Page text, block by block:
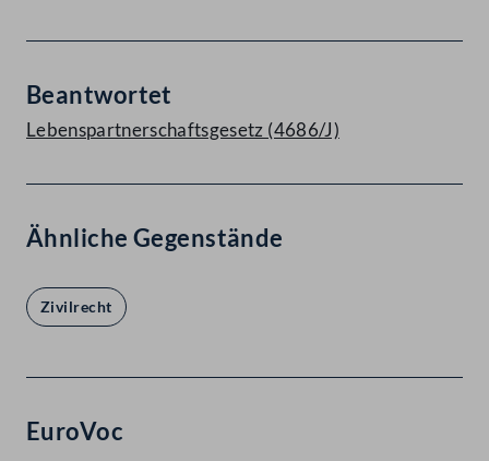
Beantwortet
Lebenspartnerschaftsgesetz (4686/J)
Ähnliche Gegenstände
Zivilrecht
EuroVoc